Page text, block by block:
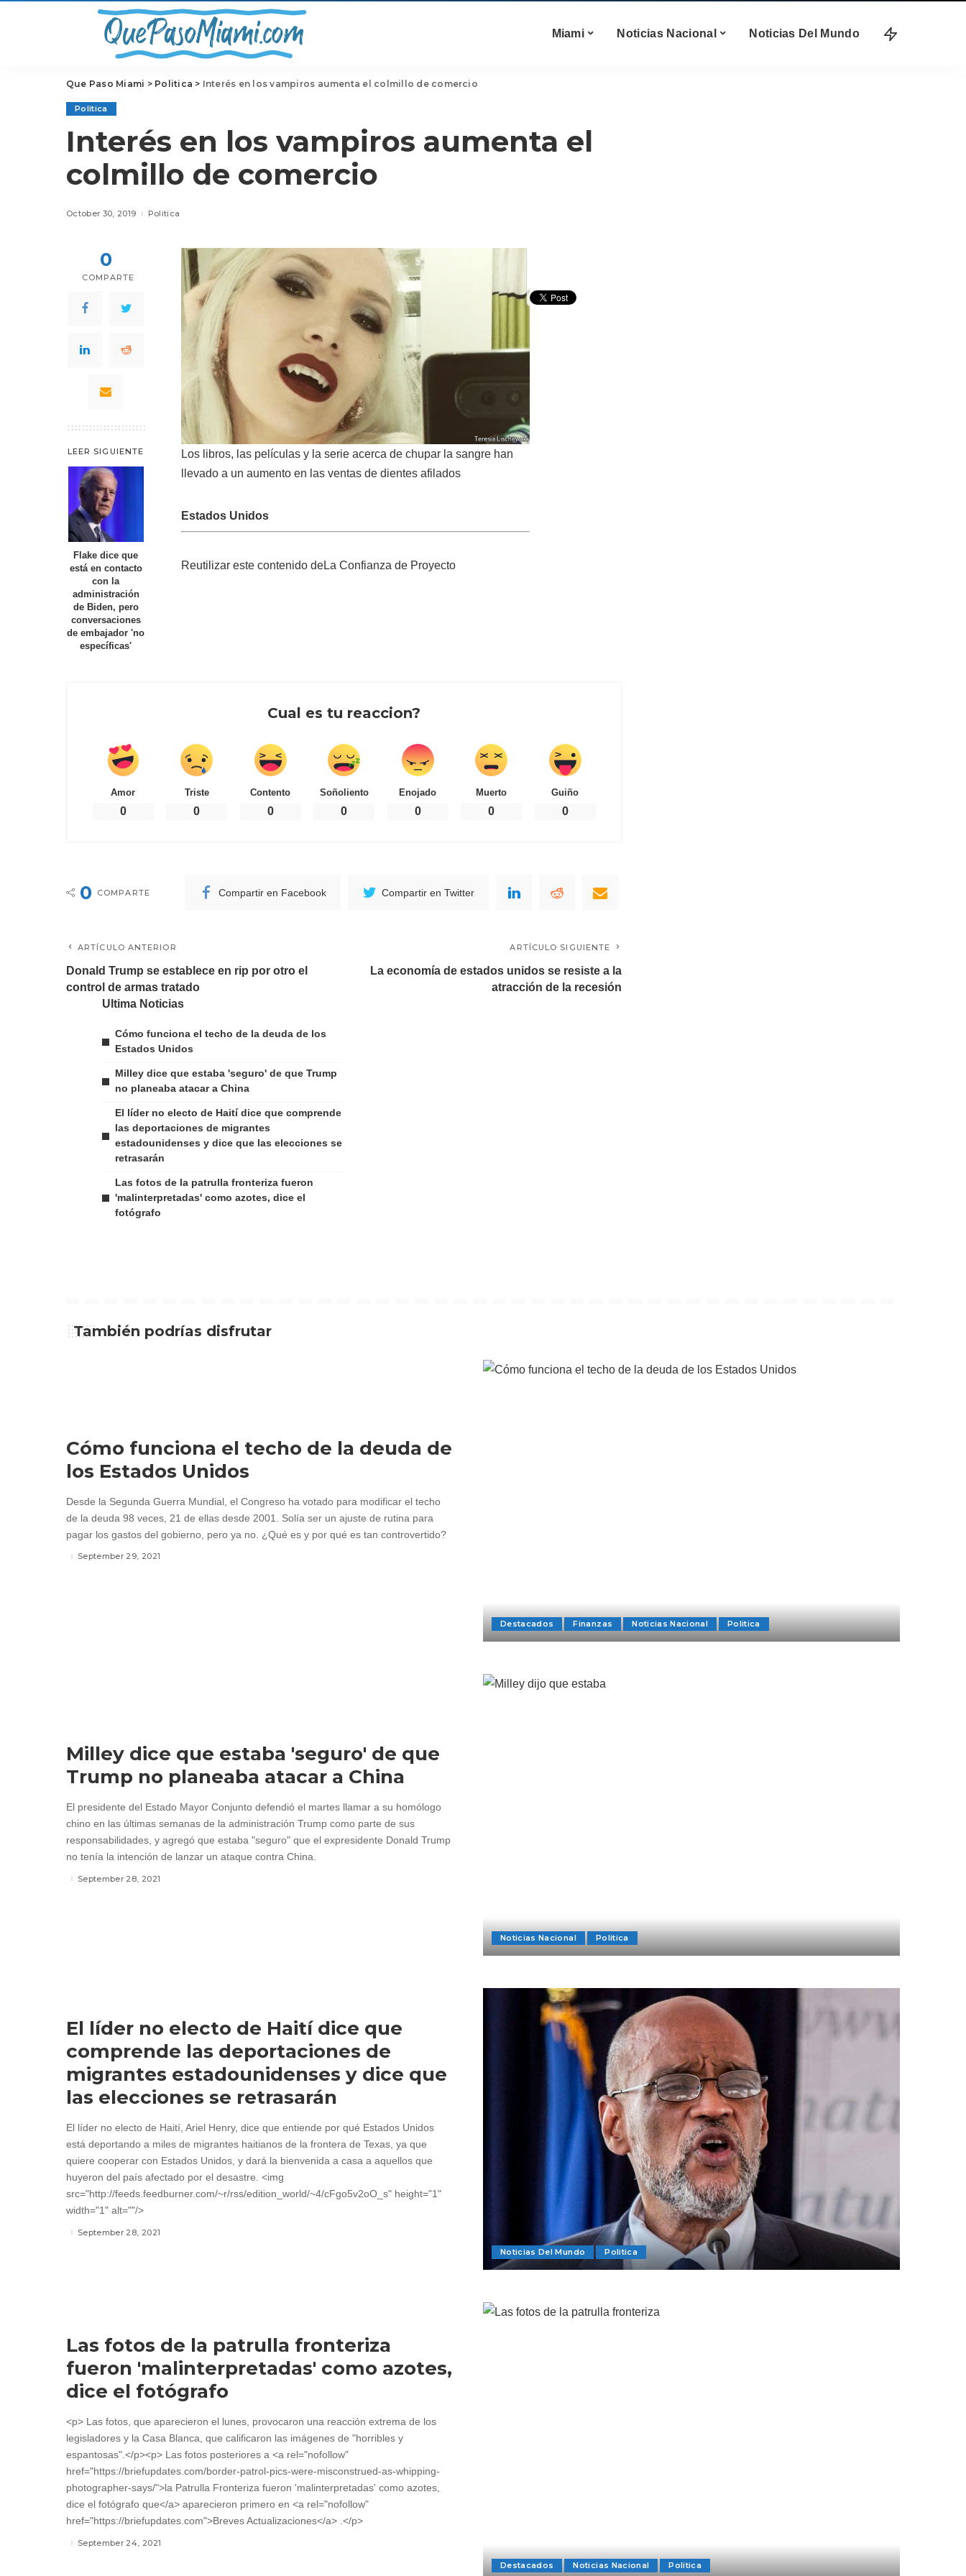
Miami Noticias Nacional Noticias Del Mundo
Que Paso Miami > Politica > Interés en los vampiros aumenta el colmillo de comercio
Politica
Interés en los vampiros aumenta el
colmillo de comercio
October 30, 2019 Politica
0
COMPARTE
LEER SIGUIENTE
Flake dice que
está en contacto
con la
administración
de Biden, pero
conversaciones
de embajador 'no
específicas'
Los libros, las películas y la serie acerca de chupar la sangre han
llevado a un aumento en las ventas de dientes afilados
Estados Unidos
Reutilizar este contenido deLa Confianza de Proyecto
Cual es tu reaccion?
Amor
0
Triste
0
Contento
0
Soñoliento
0
Enojado
0
Muerto
0
Guiño
0
0 COMPARTE Compartir en Facebook Compartir en Twitter
ARTÍCULO ANTERIOR
Donald Trump se establece en rip por otro el
control de armas tratado
ARTÍCULO SIGUIENTE
La economía de estados unidos se resiste a la
atracción de la recesión
Ultima Noticias
Cómo funciona el techo de la deuda de los
Estados Unidos
Milley dice que estaba 'seguro' de que Trump
no planeaba atacar a China
El líder no electo de Haití dice que comprende
las deportaciones de migrantes
estadounidenses y dice que las elecciones se
retrasarán
Las fotos de la patrulla fronteriza fueron
'malinterpretadas' como azotes, dice el
fotógrafo
También podrías disfrutar
Destacados Finanzas Noticias Nacional Politica
Cómo funciona el techo de la deuda de
los Estados Unidos
Desde la Segunda Guerra Mundial, el Congreso ha votado para modificar el techo
de la deuda 98 veces, 21 de ellas desde 2001. Solía ser un ajuste de rutina para
pagar los gastos del gobierno, pero ya no. ¿Qué es y por qué es tan controvertido?
September 29, 2021
Noticias Nacional Politica
Milley dice que estaba 'seguro' de que
Trump no planeaba atacar a China
El presidente del Estado Mayor Conjunto defendió el martes llamar a su homólogo
chino en las últimas semanas de la administración Trump como parte de sus
responsabilidades, y agregó que estaba "seguro" que el expresidente Donald Trump
no tenía la intención de lanzar un ataque contra China.
September 28, 2021
Noticias Del Mundo Politica
El líder no electo de Haití dice que
comprende las deportaciones de
migrantes estadounidenses y dice que
las elecciones se retrasarán
El líder no electo de Haití, Ariel Henry, dice que entiende por qué Estados Unidos
está deportando a miles de migrantes haitianos de la frontera de Texas, ya que
quiere cooperar con Estados Unidos, y dará la bienvenida a casa a aquellos que
huyeron del país afectado por el desastre. <img
src="http://feeds.feedburner.com/~r/rss/edition_world/~4/cFgo5v2oO_s" height="1"
width="1" alt=""/>
September 28, 2021
Destacados Noticias Nacional Politica
Las fotos de la patrulla fronteriza
fueron 'malinterpretadas' como azotes,
dice el fotógrafo
<p> Las fotos, que aparecieron el lunes, provocaron una reacción extrema de los
legisladores y la Casa Blanca, que calificaron las imágenes de "horribles y
espantosas".</p><p> Las fotos posteriores a <a rel="nofollow"
href="https://briefupdates.com/border-patrol-pics-were-misconstrued-as-whipping-
photographer-says/">la Patrulla Fronteriza fueron 'malinterpretadas' como azotes,
dice el fotógrafo que</a> aparecieron primero en <a rel="nofollow"
href="https://briefupdates.com">Breves Actualizaciones</a> .</p>
September 24, 2021